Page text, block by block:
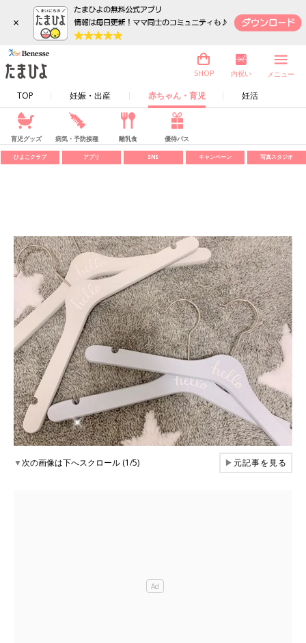
×
TOP 妊娠・出産 赤ちゃん・育児 妊活
SHOP 内祝い メニュー
育児グッズ 病気・予防接種 離乳食 優待パス
ひよこクラブ アプリ SNS キャンペーン 写真スタジオ
▼次の画像は下へスクロール (1/5) ▶元記事を見る